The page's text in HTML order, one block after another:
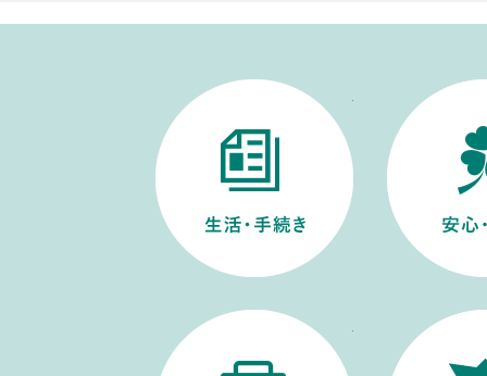
生活・手続き
仕事・産業